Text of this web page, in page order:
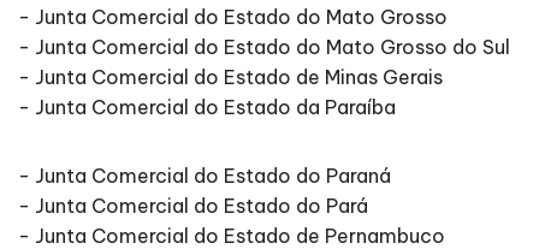
- Junta Comercial do Estado do Mato Grosso
- Junta Comercial do Estado do Mato Grosso do Sul
- Junta Comercial do Estado de Minas Gerais
- Junta Comercial do Estado da Paraíba
- Junta Comercial do Estado do Paraná
- Junta Comercial do Estado do Pará
- Junta Comercial do Estado de Pernambuco